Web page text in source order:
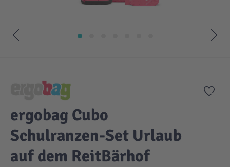
Zur
ergobag Cubo
Schulranzen-Set Urlaub
auf dem ReitBärhof